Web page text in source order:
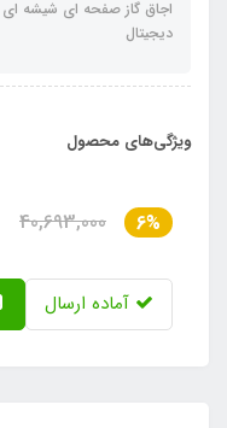
دیجیتال
ویژگی‌های محصول
6%
40,693,000
آماده ارسال